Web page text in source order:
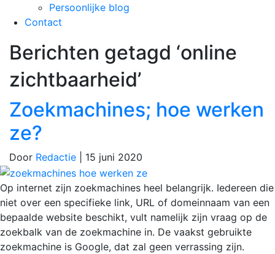
Persoonlijke blog
Contact
Berichten getagd ‘online
zichtbaarheid’
Zoekmachines; hoe werken
ze?
Door Redactie 15 juni 2020
Op internet zijn zoekmachines heel belangrijk. Iedereen die
niet over een specifieke link, URL of domeinnaam van een
bepaalde website beschikt, vult namelijk zijn vraag op de
zoekbalk van de zoekmachine in. De vaakst gebruikte
zoekmachine is Google, dat zal geen verrassing zijn.